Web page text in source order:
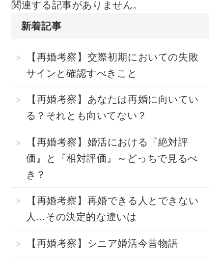
関連する記事がありません。
新着記事
【再婚考察】交際初期においての失敗
サインと確認すべきこと
【再婚考察】あなたは再婚に向いてい
る？それとも向いてない？
【再婚考察】婚活における『絶対評
価』と『相対評価』～どっちで見るべ
き？
【再婚考察】再婚できる人とできない
人...その決定的な違いは
【再婚考察】シニア婚活今昔物語